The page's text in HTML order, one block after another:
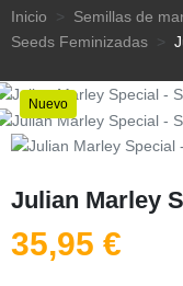
Inicio Semillas de
Seeds Feminizadas
Nuevo
Julian Marley
35,95 €